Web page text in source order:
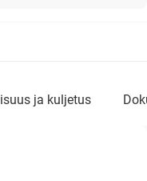
ja kuljetus